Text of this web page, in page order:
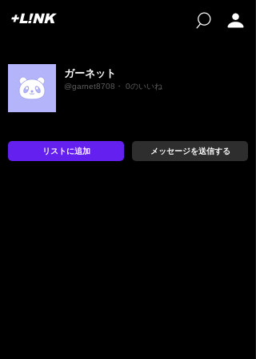
+L!NK
ガーネット
@garnet8708・ 0のいいね
リストに追加 メッセージを送信する